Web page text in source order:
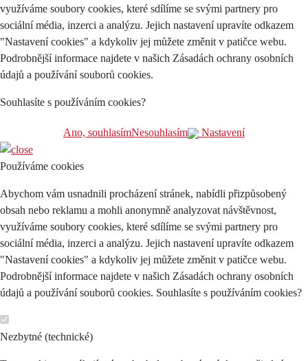
využíváme soubory cookies, které sdílíme se svými partnery pro
sociální média, inzerci a analýzu. Jejich nastavení upravíte odkazem
"Nastavení cookies" a kdykoliv jej můžete změnit v patičce webu.
Podrobnější informace najdete v našich Zásadách ochrany osobních
údajů a používání souborů cookies.
Souhlasíte s používáním cookies?
Ano, souhlasímNesouhlasím Nastavení
Používáme cookies
Abychom vám usnadnili procházení stránek, nabídli přizpůsobený
obsah nebo reklamu a mohli anonymně analyzovat návštěvnost,
využíváme soubory cookies, které sdílíme se svými partnery pro
sociální média, inzerci a analýzu. Jejich nastavení upravíte odkazem
"Nastavení cookies" a kdykoliv jej můžete změnit v patičce webu.
Podrobnější informace najdete v našich Zásadách ochrany osobních
údajů a používání souborů cookies. Souhlasíte s používáním cookies?
Nezbytné (technické)